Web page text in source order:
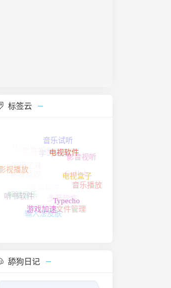
标签云
安卓软件
影音播放
影音视频电视软件
电视盒子
游戏加速
听书软件
影视播放
Handsome
音乐试听
影音视听
音乐播放
文件管理
输入法皮肤
解锁音乐
学习阅读
GitHub
多开软件
舔狗日记